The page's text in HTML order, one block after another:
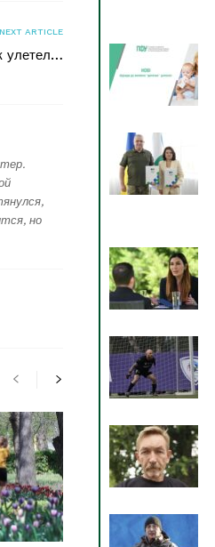
NEXT ARTICLE
улетел…
но